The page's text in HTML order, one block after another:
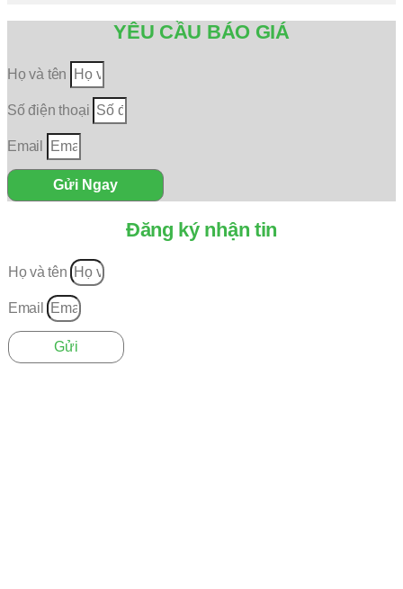
YÊU CẦU BÁO GIÁ
Họ và tên
Số điện thoại
Email
Gửi Ngay
Đăng ký nhận tin
Họ và tên
Email
Gửi